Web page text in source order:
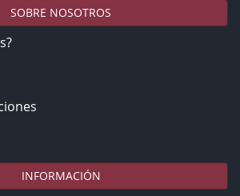
SOBRE NOSOTROS
INFORMACIÓN